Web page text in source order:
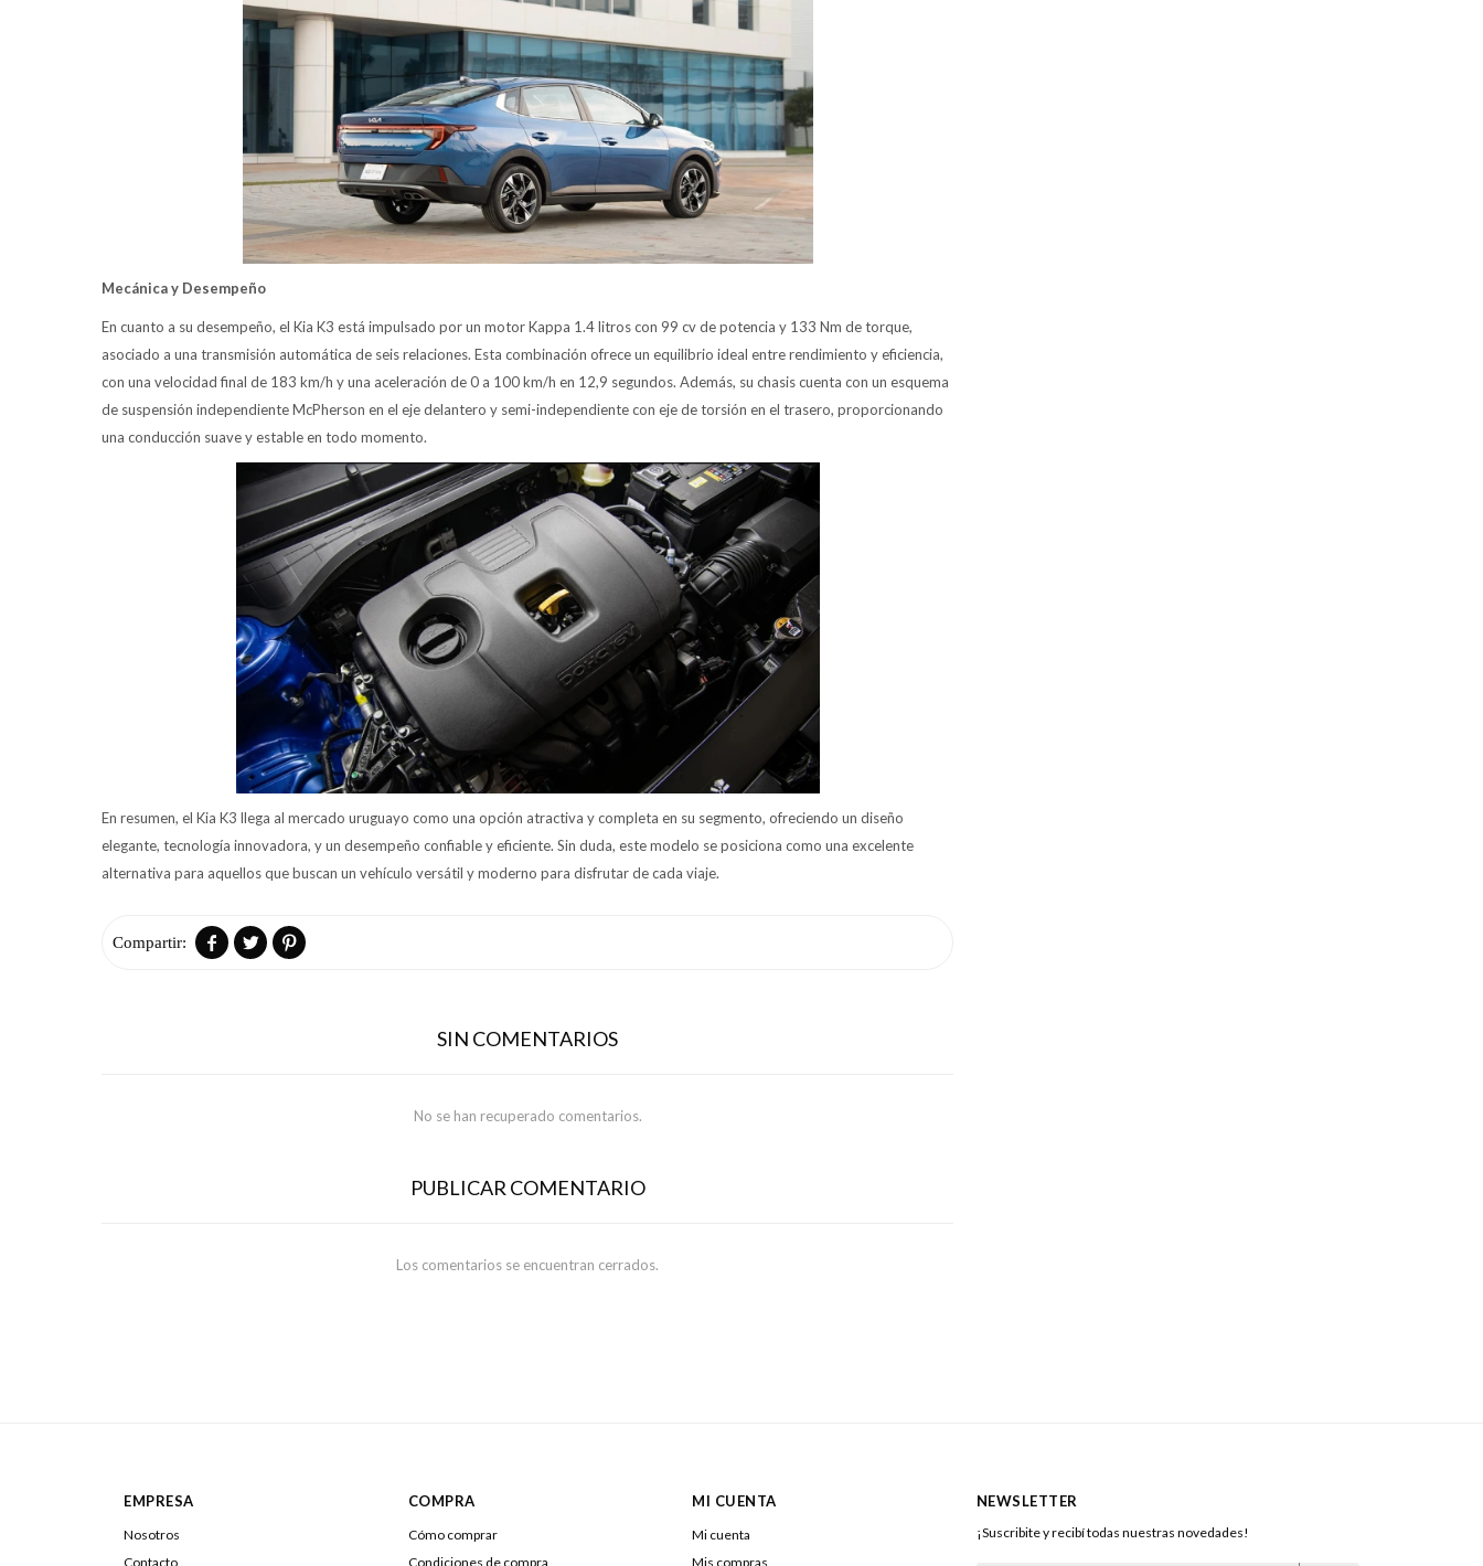
Mecánica y Desempeño
En cuanto a su desempeño, el Kia K3 está impulsado por un motor Kappa 1.4 litros con 99 cv de potencia y 133 Nm de torque,
asociado a una transmisión automática de seis relaciones. Esta combinación ofrece un equilibrio ideal entre rendimiento y eficiencia,
con una velocidad final de 183 km/h y una aceleración de 0 a 100 km/h en 12,9 segundos. Además, su chasis cuenta con un esquema
de suspensión independiente McPherson en el eje delantero y semi-independiente con eje de torsión en el trasero, proporcionando
una conducción suave y estable en todo momento.
En resumen, el Kia K3 llega al mercado uruguayo como una opción atractiva y completa en su segmento, ofreciendo un diseño
elegante, tecnología innovadora, y un desempeño confiable y eficiente. Sin duda, este modelo se posiciona como una excelente
alternativa para aquellos que buscan un vehículo versátil y moderno para disfrutar de cada viaje.
  
SIN COMENTARIOS
No se han recuperado comentarios.
PUBLICAR COMENTARIO
Los comentarios se encuentran cerrados.
EMPRESA
Nosotros
Contacto
COMPRA
Cómo comprar
Condiciones de compra
MI CUENTA
Mi cuenta
Mis compras
NEWSLETTER
¡Suscribite y recibí todas nuestras novedades!